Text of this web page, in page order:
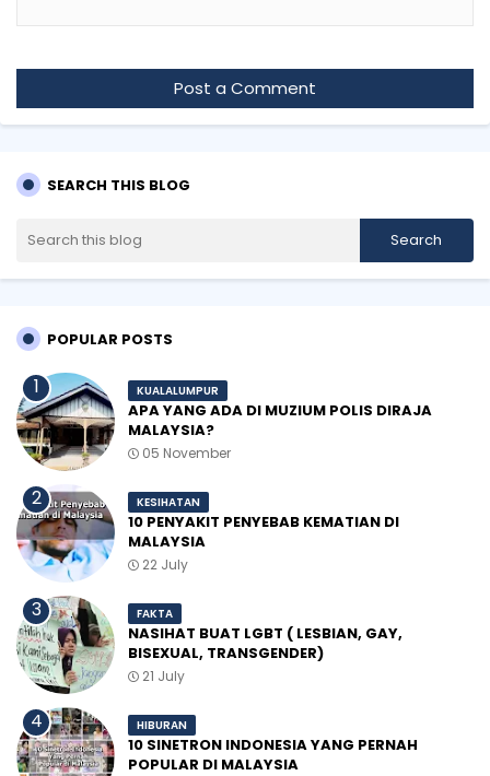
Post a Comment
SEARCH THIS BLOG
POPULAR POSTS
KUALALUMPUR
APA YANG ADA DI MUZIUM POLIS DIRAJA
MALAYSIA?
05 November
KESIHATAN
10 PENYAKIT PENYEBAB KEMATIAN DI
MALAYSIA
22 July
FAKTA
NASIHAT BUAT LGBT ( LESBIAN, GAY,
BISEXUAL, TRANSGENDER)
21 July
HIBURAN
10 SINETRON INDONESIA YANG PERNAH
POPULAR DI MALAYSIA